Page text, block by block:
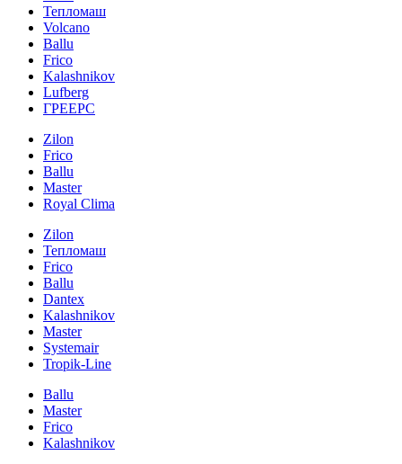
Тепломаш
Volcano
Ballu
Frico
Kalashnikov
Lufberg
ГРЕЕРС
Zilon
Frico
Ballu
Master
Royal Clima
Zilon
Тепломаш
Frico
Ballu
Dantex
Kalashnikov
Master
Systemair
Tropik-Line
Ballu
Master
Frico
Kalashnikov